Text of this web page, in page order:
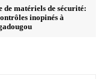
de matériels de sécurité:
inopinés à